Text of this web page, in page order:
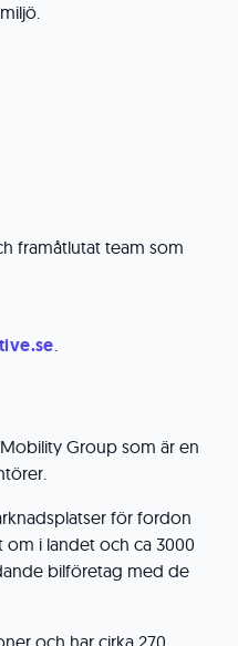
framåtlutat team som
.
Group som är en
för fordon
i landet och ca 3000
bilföretag med de
och har cirka 270